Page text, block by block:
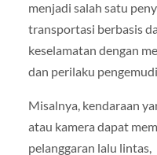
menjadi salah satu
transportasi berbasis
keselamatan dengan
dan perilaku
Misalnya, kendaraan
atau kamera dapat
pelanggaran lalu lintas,